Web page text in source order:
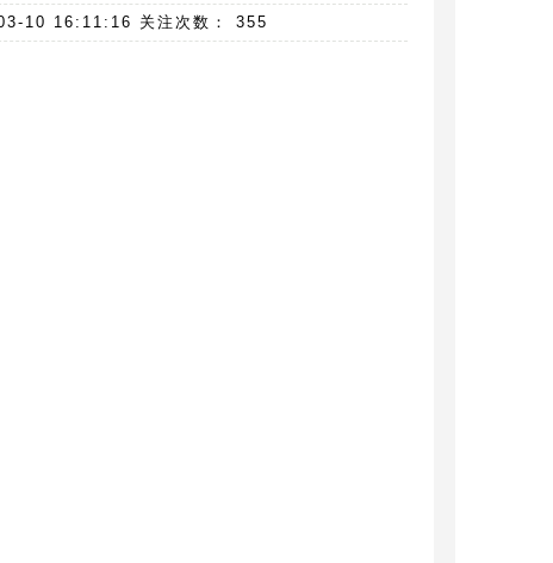
10 16:11:16 关注次数： 355